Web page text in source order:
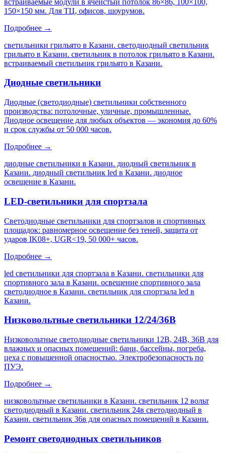
150×150 мм. Для ТЦ, офисов, шоурумов.
Подробнее →
светильники грильято в Казани. светодиодный светильник
грильято в Казани. светильник в потолок грильято в Казани.
встраиваемый светильник грильято в Казани.
Диодные светильники
Диодные (светодиодные) светильники собственного
производства: потолочные, уличные, промышленные.
Диодное освещение для любых объектов — экономия до 60%
и срок службы от 50 000 часов.
Подробнее →
диодные светильники в Казани. диодный светильник в
Казани. диодный светильник led в Казани. диодное
освещение в Казани.
LED-светильники для спортзала
Светодиодные светильники для спортзалов и спортивных
площадок: равномерное освещение без теней, защита от
ударов IK08+, UGR<19, 50 000+ часов.
Подробнее →
led светильники для спортзала в Казани. светильники для
спортивного зала в Казани. освещение спортивного зала
светодиодное в Казани. светильник для спортзала led в
Казани.
Низковольтные светильники 12/24/36В
Низковольтные светодиодные светильники 12В, 24В, 36В для
влажных и опасных помещений: бани, бассейны, погреба,
цеха с повышенной опасностью. Электробезопасность по
ПУЭ.
Подробнее →
низковольтные светильники в Казани. светильник 12 вольт
светодиодный в Казани. светильник 24в светодиодный в
Казани. светильник 36в для опасных помещений в Казани.
Ремонт светодиодных светильников